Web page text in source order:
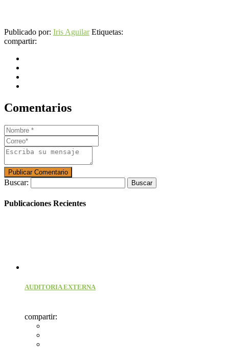
Publicado por: Iris Aguilar Etiquetas:
compartir:
Comentarios
Buscar:
Publicaciones Recientes
AUDITORIA EXTERNA
compartir: